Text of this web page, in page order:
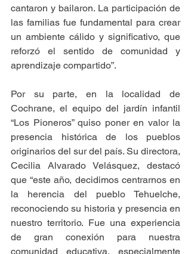
cantaron y bailaron. La participación de
las familias fue fundamental para crear
un ambiente cálido y significativo, que
reforzó el sentido de comunidad y
aprendizaje compartido”.
Por su parte, en la localidad de
Cochrane, el equipo del jardín infantil
“Los Pioneros” quiso poner en valor la
presencia histórica de los pueblos
originarios del sur del país. Su directora,
Cecilia Alvarado Velásquez, destacó
que “este año, decidimos centrarnos en
la herencia del pueblo Tehuelche,
reconociendo su historia y presencia en
nuestro territorio. Fue una experiencia
de gran conexión para nuestra
comunidad educativa, especialmente